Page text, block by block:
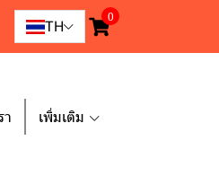
TH
0
า เพิ่มเติม